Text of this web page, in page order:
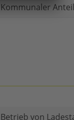
Kommunaler Anteil
Betrieb von